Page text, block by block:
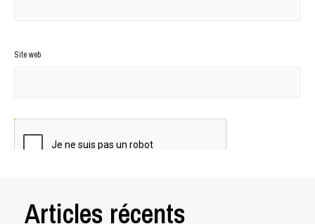
Site web
Articles récents